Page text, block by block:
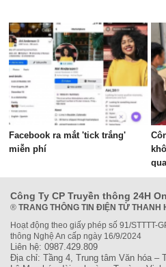
Facebook ra mắt 'tick trắng'
miễn phí
Công Ty CP Truyền thông 24H
® TRANG THÔNG TIN ĐIỆN TỬ THANH
Hoạt động theo giấy phép số 91/STTTT-
thông Nghệ An cấp ngày 16/9/2024
Liên hệ: 0987.429.809
Địa chỉ: Tầng 4, Trung tâm Văn hóa –